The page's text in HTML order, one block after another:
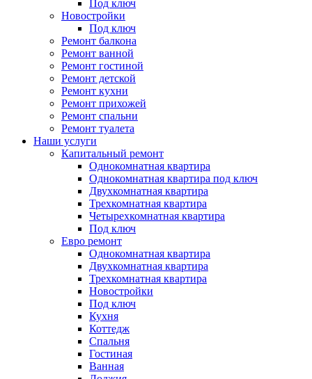
Под ключ
Новостройки
Под ключ
Ремонт балкона
Ремонт ванной
Ремонт гостиной
Ремонт детской
Ремонт кухни
Ремонт прихожей
Ремонт спальни
Ремонт туалета
Наши услуги
Капитальный ремонт
Однокомнатная квартира
Однокомнатная квартира под ключ
Двухкомнатная квартира
Трехкомнатная квартира
Четырехкомнатная квартира
Под ключ
Евро ремонт
Однокомнатная квартира
Двухкомнатная квартира
Трехкомнатная квартира
Новостройки
Под ключ
Кухня
Коттедж
Спальня
Гостиная
Ванная